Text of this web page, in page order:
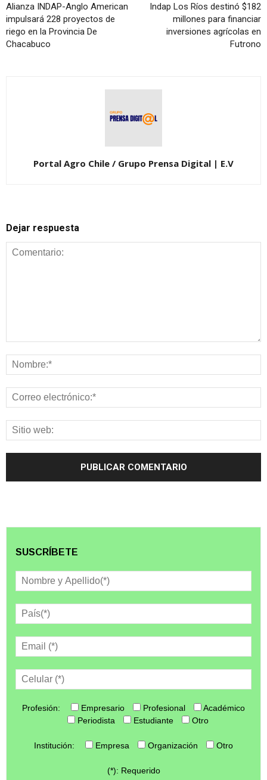
Alianza INDAP-Anglo American
impulsará 228 proyectos de
riego en la Provincia De
Chacabuco
Indap Los Ríos destinó $182
millones para financiar
inversiones agrícolas en
Futrono
Portal Agro Chile / Grupo Prensa Digital | E.V
Dejar respuesta
SUSCRÍBETE
Profesión: Empresario Profesional
Académico
Periodista
Estudiante Otro
Institución: Empresa Organización Otro
(*): Requerido